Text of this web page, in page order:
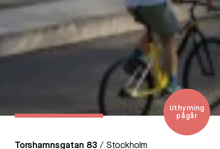
Uthyrning
pågår
Torshamnsgatan 83 / Stockholm